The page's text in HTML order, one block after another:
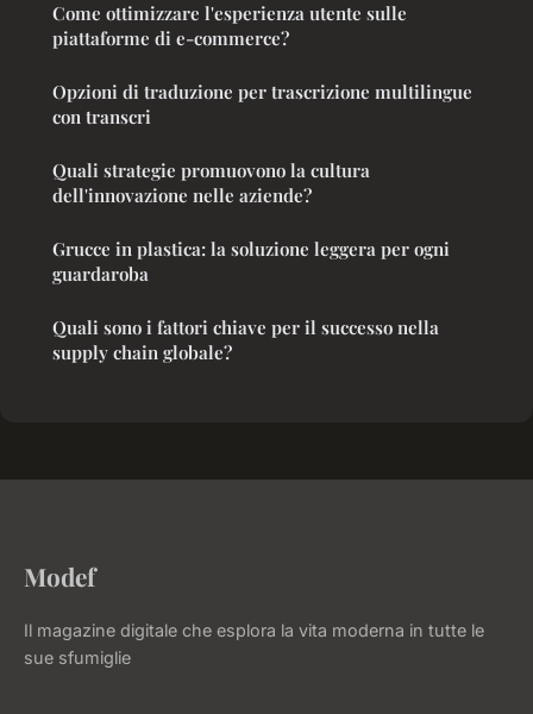
Come ottimizzare l'esperienza utente sulle
piattaforme di e-commerce?
Opzioni di traduzione per trascrizione multilingue
con transcri
Quali strategie promuovono la cultura
dell'innovazione nelle aziende?
Grucce in plastica: la soluzione leggera per ogni
guardaroba
Quali sono i fattori chiave per il successo nella
supply chain globale?
Modef
Il magazine digitale che esplora la vita moderna in tutte le
sue sfumiglie